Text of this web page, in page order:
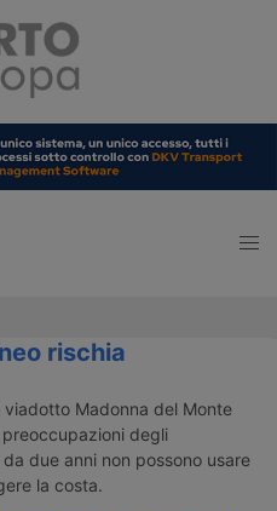
rischia
viadotto Madonna del Monte
degli
due anni non possono usare
la costa.